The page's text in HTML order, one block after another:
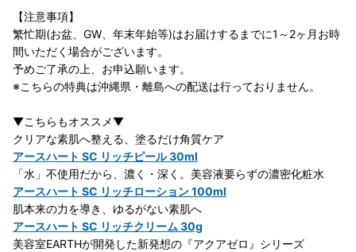
【注意事項】
繁忙期(お盆、GW、年末年始等)はお届けするまでに1～2ヶ月お時
間いただく場合がございます。
予めご了承の上、お申込願います。
※こちらの特典は沖縄県・離島への配送は行っておりません。
▼こちらもオススメ▼
クリアな素肌へ整える、塗るだけ角質ケア
アースハート SC リッチピール 30ml
「水」不使用だから、濃く・深く。美容液要らずの濃密化粧水
アースハート SC リッチローション 100ml
肌本来の力を導き、ゆるがない素肌へ
アースハート SC リッチクリーム 30g
美容室EARTHが開発した新発想の『アクアゼロ』シリーズ